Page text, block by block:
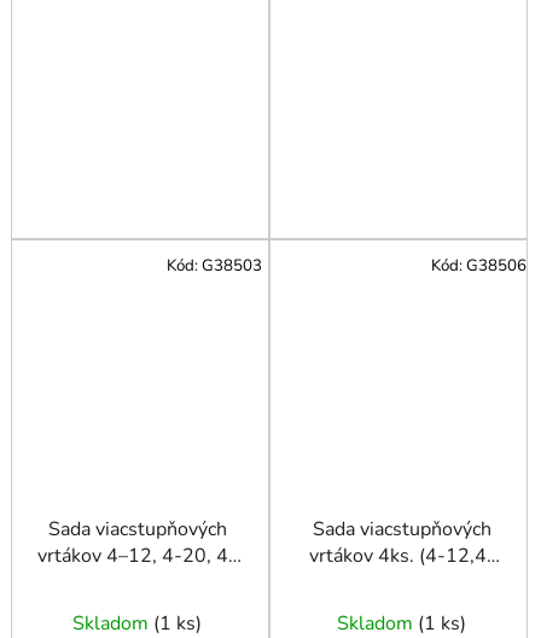
Sada viacstupňových
vrtákov 4–12, 4-20, 4-
Skladom (1 ks)
Kód:G38503
Sada viacstupňových
vrtákov 4ks. (4-12,4-
Skladom (1 ks)
Kód:G38506